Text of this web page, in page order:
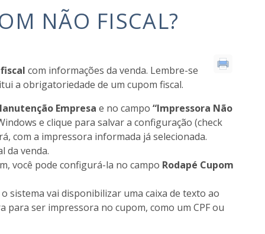
NÃO FISCAL?
fiscalcom informações da venda. Lembre-se
a obrigatoriedade de um cupom fiscal.
Empresa e no campo“Impressora Não
e clique para salvar a configuração (check
com a impressora informada já selecionada.
da venda.
você pode configurá-la no campo Rodapé Cupom
o sistema vai disponibilizar uma caixa de texto ao
ser impressora no cupom, como um CPF ou